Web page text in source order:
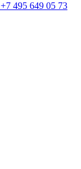
+7 495 649 05 73